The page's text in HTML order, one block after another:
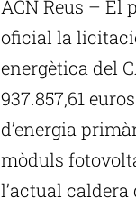
ACN Reus – El
oficial la
energètica del
937.857,61
d’energia
mòduls
l’actual caldera